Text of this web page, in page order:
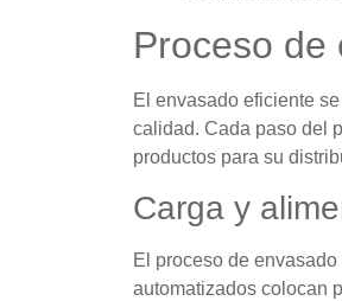
Proceso de
El envasado eficiente
calidad. Cada paso del
productos para su
Carga y
El proceso de
automatizados colocan